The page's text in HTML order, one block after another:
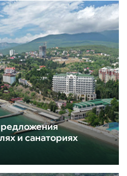
и санаториях